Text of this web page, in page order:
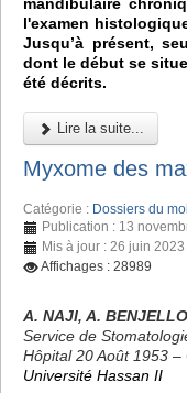
l'examen
Jusqu’à présent,
dont le début se
été décrits.
Lire la suite...
Myxome des
Catégorie : Dossiers du
Publication : 13
Mis à jour : 26 juin 2023
Affichages : 28989
A. NAJI, A.
Service de
Hôpital 20 Août 1953
Université Hassan II